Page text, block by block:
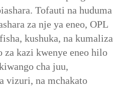
Tofauti na huduma
za nje ya eneo, OPL
kushuka, na kumaliza
za kazi kwenye eneo hilo
cha juu,
vizuri, na mchakato